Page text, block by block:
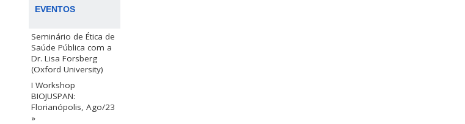
EVENTOS
Seminário de Ética de
Saúde Pública com a
Dr. Lisa Forsberg
(Oxford University)
I Workshop
BIOJUSPAN:
Florianópolis, Ago/23
»